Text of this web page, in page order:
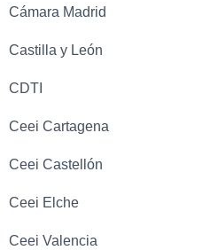
Cámara Madrid
Castilla y León
CDTI
Ceei Cartagena
Ceei Castellón
Ceei Elche
Ceei Valencia